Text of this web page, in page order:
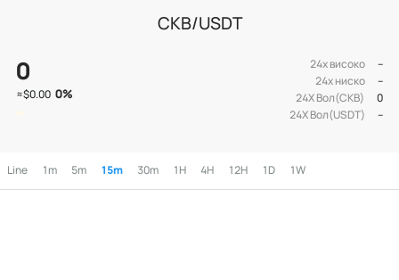
CKB/USDT
0
≈$0.00 0%
24х високо
--
24х ниско
--
24Х Вол(CKB)
0
24Х Вол(USDT)
--
Line 1m 5m 15m 30m 1H 4H 12H 1D 1W